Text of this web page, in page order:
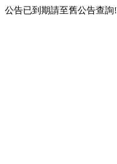
公告已到期請至舊公告查詢!